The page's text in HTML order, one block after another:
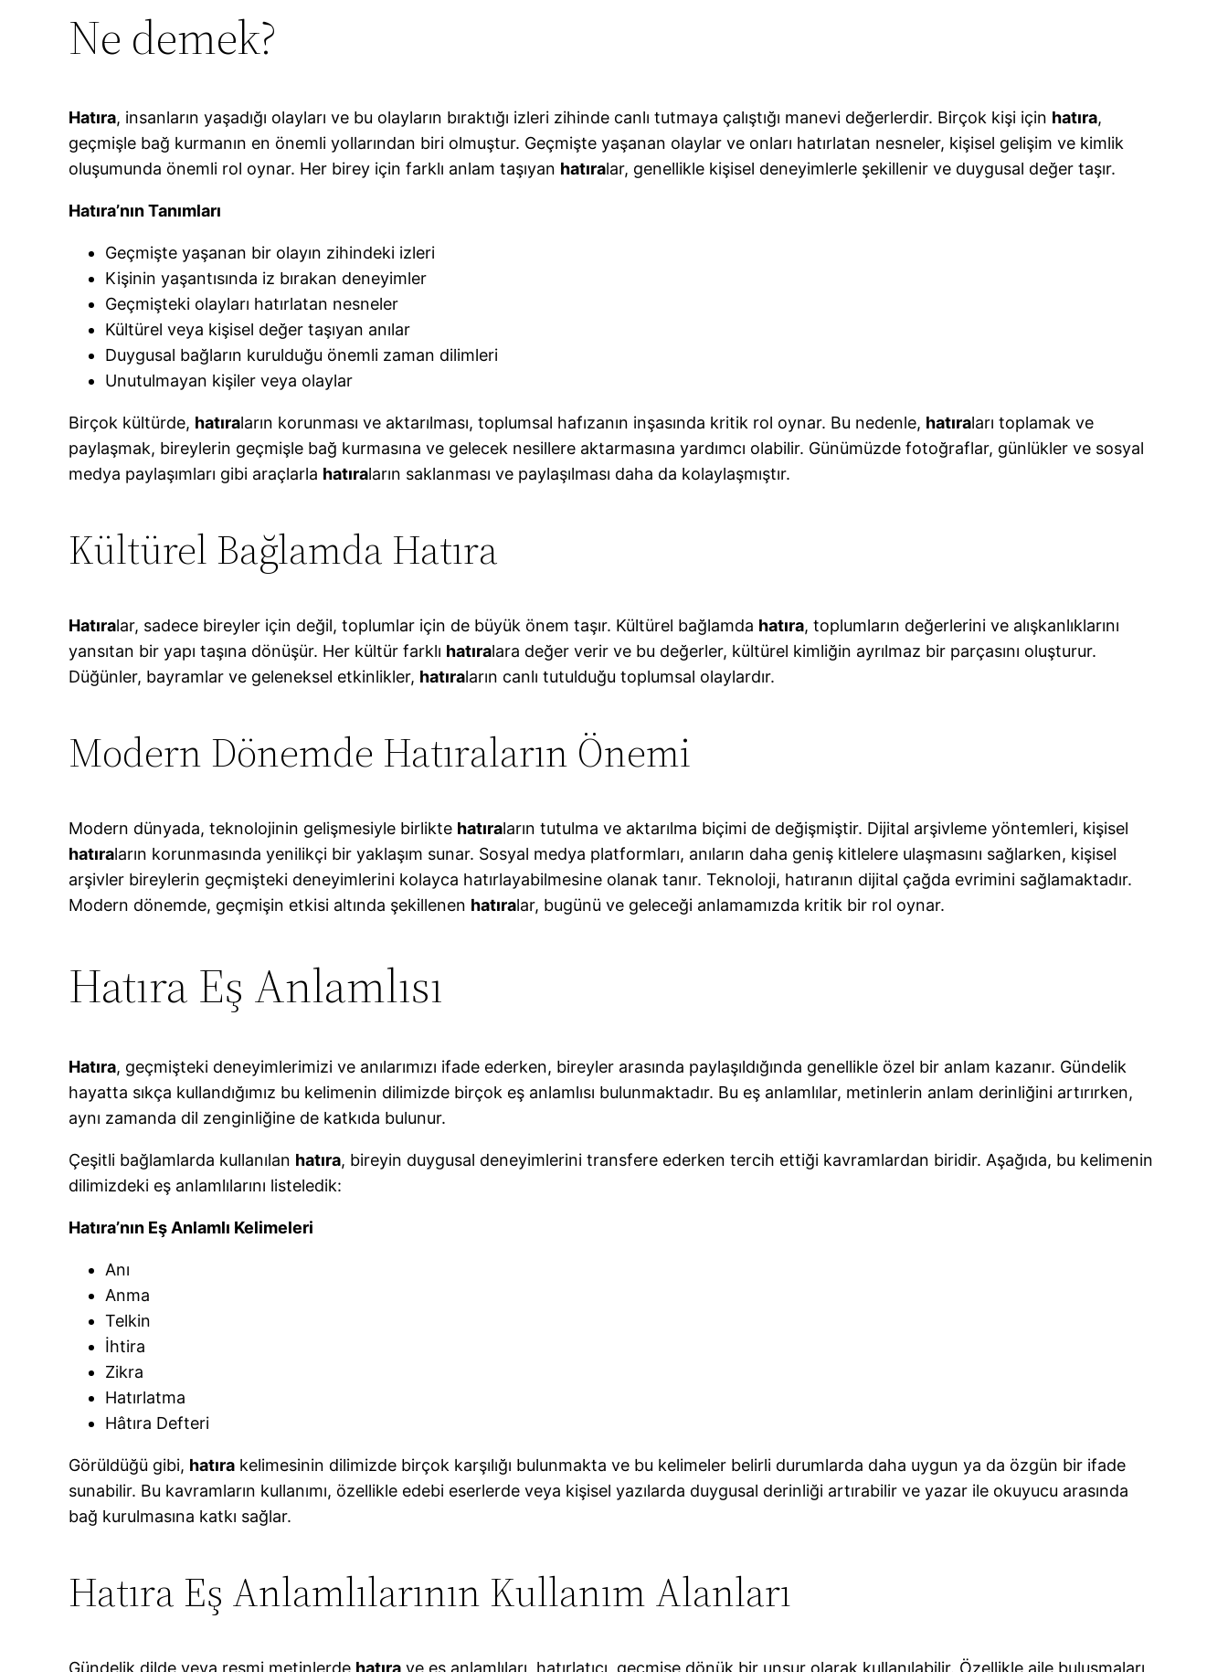
Ne demek?
Hatıra, insanların yaşadığı olayları ve bu olayların bıraktığı izleri zihinde canlı tutmaya çalıştığı manevi değerlerdir. Birçok kişi için hatıra,
geçmişle bağ kurmanın en önemli yollarından biri olmuştur. Geçmişte yaşanan olaylar ve onları hatırlatan nesneler, kişisel gelişim ve kimlik
oluşumunda önemli rol oynar. Her birey için farklı anlam taşıyan hatıralar, genellikle kişisel deneyimlerle şekillenir ve duygusal değer taşır.
Hatıra’nın Tanımları
Geçmişte yaşanan bir olayın zihindeki izleri
Kişinin yaşantısında iz bırakan deneyimler
Geçmişteki olayları hatırlatan nesneler
Kültürel veya kişisel değer taşıyan anılar
Duygusal bağların kurulduğu önemli zaman dilimleri
Unutulmayan kişiler veya olaylar
Birçok kültürde, hatıraların korunması ve aktarılması, toplumsal hafızanın inşasında kritik rol oynar. Bu nedenle, hatıraları toplamak ve
paylaşmak, bireylerin geçmişle bağ kurmasına ve gelecek nesillere aktarmasına yardımcı olabilir. Günümüzde fotoğraflar, günlükler ve sosyal
medya paylaşımları gibi araçlarla hatıraların saklanması ve paylaşılması daha da kolaylaşmıştır.
Kültürel Bağlamda Hatıra
Hatıralar, sadece bireyler için değil, toplumlar için de büyük önem taşır. Kültürel bağlamda hatıra, toplumların değerlerini ve alışkanlıklarını
yansıtan bir yapı taşına dönüşür. Her kültür farklı hatıralara değer verir ve bu değerler, kültürel kimliğin ayrılmaz bir parçasını oluşturur.
Düğünler, bayramlar ve geleneksel etkinlikler, hatıraların canlı tutulduğu toplumsal olaylardır.
Modern Dönemde Hatıraların Önemi
Modern dünyada, teknolojinin gelişmesiyle birlikte hatıraların tutulma ve aktarılma biçimi de değişmiştir. Dijital arşivleme yöntemleri, kişisel
hatıraların korunmasında yenilikçi bir yaklaşım sunar. Sosyal medya platformları, anıların daha geniş kitlelere ulaşmasını sağlarken, kişisel
arşivler bireylerin geçmişteki deneyimlerini kolayca hatırlayabilmesine olanak tanır. Teknoloji, hatıranın dijital çağda evrimini sağlamaktadır.
Modern dönemde, geçmişin etkisi altında şekillenen hatıralar, bugünü ve geleceği anlamamızda kritik bir rol oynar.
Hatıra Eş Anlamlısı
Hatıra, geçmişteki deneyimlerimizi ve anılarımızı ifade ederken, bireyler arasında paylaşıldığında genellikle özel bir anlam kazanır. Gündelik
hayatta sıkça kullandığımız bu kelimenin dilimizde birçok eş anlamlısı bulunmaktadır. Bu eş anlamlılar, metinlerin anlam derinliğini artırırken,
aynı zamanda dil zenginliğine de katkıda bulunur.
Çeşitli bağlamlarda kullanılan hatıra, bireyin duygusal deneyimlerini transfere ederken tercih ettiği kavramlardan biridir. Aşağıda, bu kelimenin
dilimizdeki eş anlamlılarını listeledik:
Hatıra’nın Eş Anlamlı Kelimeleri
Anı
Anma
Telkin
İhtira
Zikra
Hatırlatma
Hâtıra Defteri
Görüldüğü gibi, hatıra kelimesinin dilimizde birçok karşılığı bulunmakta ve bu kelimeler belirli durumlarda daha uygun ya da özgün bir ifade
sunabilir. Bu kavramların kullanımı, özellikle edebi eserlerde veya kişisel yazılarda duygusal derinliği artırabilir ve yazar ile okuyucu arasında
bağ kurulmasına katkı sağlar.
Hatıra Eş Anlamlılarının Kullanım Alanları
Gündelik dilde veya resmi metinlerde hatıra ve eş anlamlıları, hatırlatıcı, geçmişe dönük bir unsur olarak kullanılabilir. Özellikle aile buluşmaları,